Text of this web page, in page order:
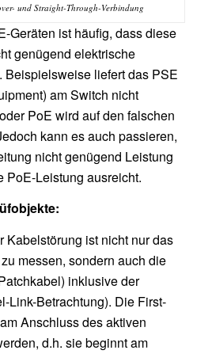
und Straight-Through-Verbindung
Geräten ist häufig, dass diese
genügend elektrische
Beispielsweise liefert das PSE
am Switch nicht
PoE wird auf den falschen
kann es auch passieren,
nicht genügend Leistung
PoE-Leistung ausreicht.
Kabelstörung ist nicht nur das
messen, sondern auch die
inklusive der
Link-Betrachtung). Die First-
Anschluss des aktiven
d.h. sie beginnt am